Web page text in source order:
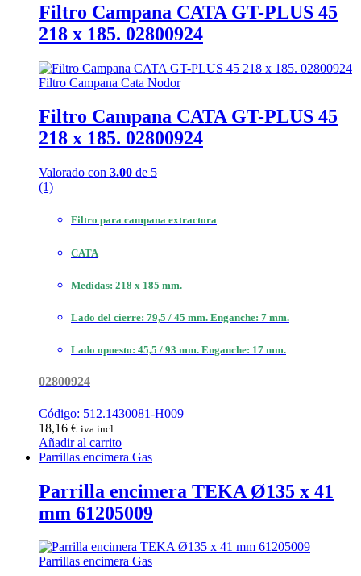
Filtro Campana CATA GT-PLUS 45
218 x 185. 02800924
Filtro Campana Cata Nodor
Filtro Campana CATA GT-PLUS 45
218 x 185. 02800924
Valorado con 3.00 de 5
(1)
Filtro para campana extractora
CATA
Medidas: 218 x 185 mm.
Lado del cierre: 79,5 / 45 mm. Enganche: 7 mm.
Lado opuesto: 45,5 / 93 mm. Enganche: 17 mm.
02800924
Código: 512.1430081-H009
18,16 € iva incl
Añadir al carrito
Parrillas encimera Gas
Parrilla encimera TEKA Ø135 x 41
mm 61205009
Parrillas encimera Gas